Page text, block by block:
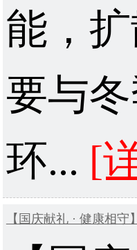
能，
要与
环... [
【国庆献礼 · 健康相守